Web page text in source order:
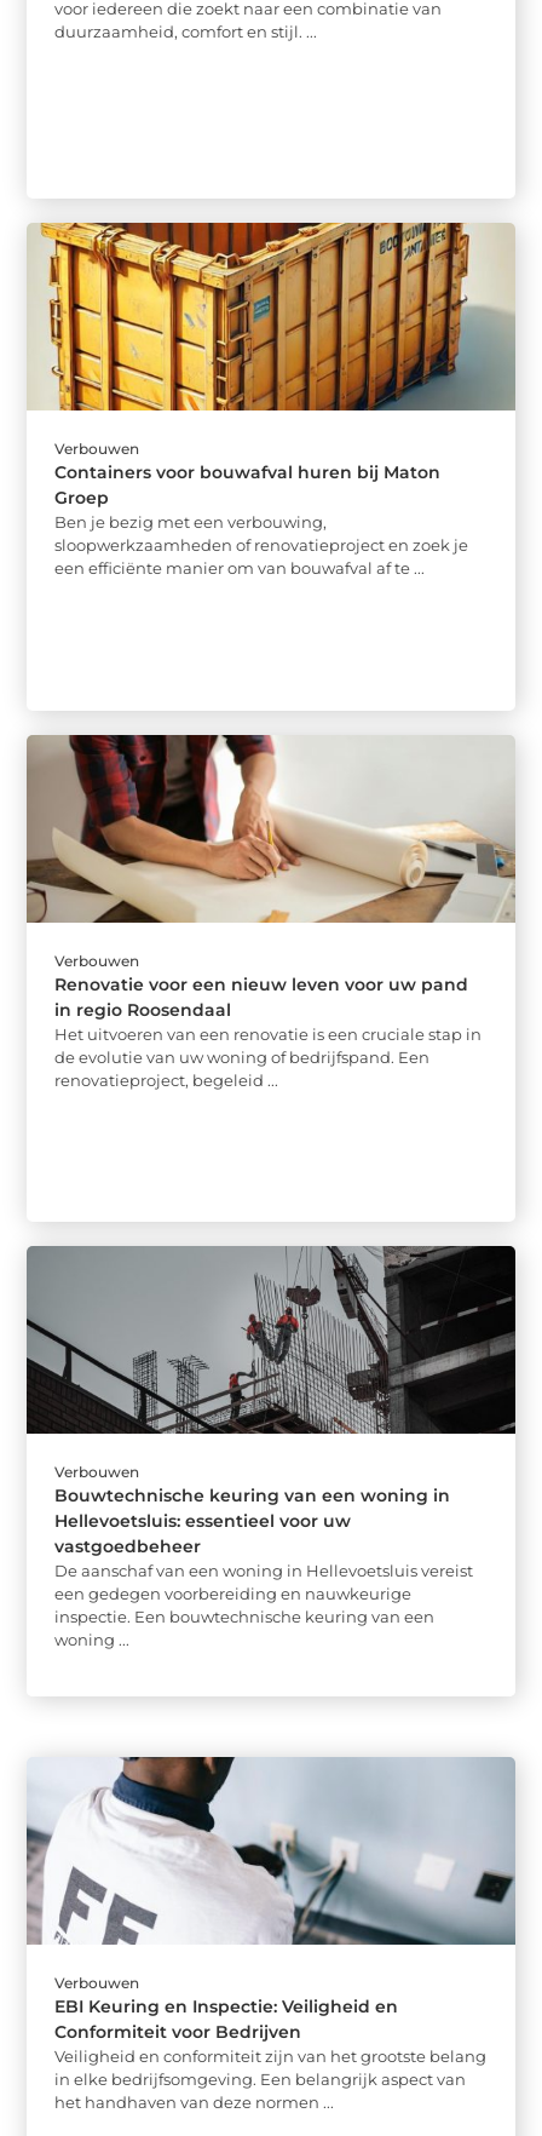
voor iedereen die zoekt naar een combinatie van
duurzaamheid, comfort en stijl. ...
Verbouwen
Containers voor bouwafval huren bij Maton
Groep
Ben je bezig met een verbouwing,
sloopwerkzaamheden of renovatieproject en zoek je
een efficiënte manier om van bouwafval af te ...
Verbouwen
Renovatie voor een nieuw leven voor uw pand
in regio Roosendaal
Het uitvoeren van een renovatie is een cruciale stap in
de evolutie van uw woning of bedrijfspand. Een
renovatieproject, begeleid ...
Verbouwen
Bouwtechnische keuring van een woning in
Hellevoetsluis: essentieel voor uw
vastgoedbeheer
De aanschaf van een woning in Hellevoetsluis vereist
een gedegen voorbereiding en nauwkeurige
inspectie. Een bouwtechnische keuring van een
woning ...
Verbouwen
EBI Keuring en Inspectie: Veiligheid en
Conformiteit voor Bedrijven
Veiligheid en conformiteit zijn van het grootste belang
in elke bedrijfsomgeving. Een belangrijk aspect van
het handhaven van deze normen ...